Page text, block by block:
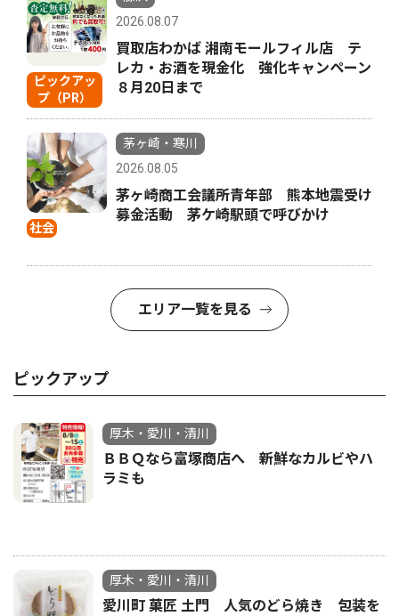
ピックアッ
プ（PR）
2026.08.07
買取店わかば 湘南モールフィル店 テ
レカ・お酒を現金化 強化キャンペーン
８月20日まで
社会
茅ヶ崎・寒川
2026.08.05
茅ヶ崎商工会議所青年部 熊本地震受け
募金活動 茅ケ崎駅頭で呼びかけ
エリア一覧を見る
ピックアップ
厚木・愛川・清川
ＢＢＱなら富塚商店へ 新鮮なカルビやハ
ラミも
厚木・愛川・清川
愛川町 菓匠 土門 人気のどら焼き 包装を